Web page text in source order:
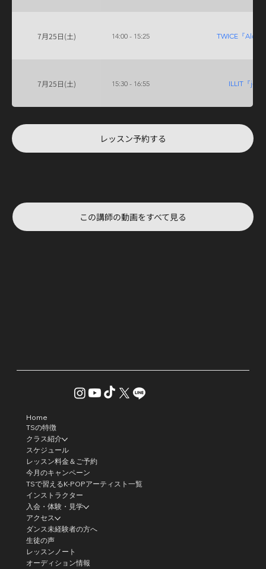
7月25日(土) 14:00 - 15:25 TWICE『
7月25日(土) 15:30 - 16:55 ILLIT『
レッスン予約する
この講師の動画をすべて見る
Home
TSの特徴
クラス紹介
スケジュール
レッスン料金＆ご予約
今月のキャンペーン
TSで習えるK-POPアーティスト一覧
インストラクター
入会・体験・見学
アクセス
ダンス未経験者の方へ
生徒の声
レッスンノート
オーディション情報